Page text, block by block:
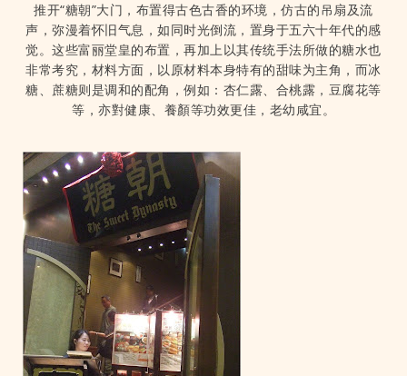
推开“糖朝”大门，布置得古色古香的环境，仿古的吊扇及流
声，弥漫着怀旧气息，如同时光倒流，置身于五六十年代的感
觉。这些富丽堂皇的布置，再加上以其传统手法所做的糖水也
非常考究，材料方面，以原材料本身特有的甜味为主角，而冰
糖、蔗糖则是调和的配角，例如：杏仁露、合桃露，豆腐花等
等，亦對健康、養顏等功效更佳，老幼咸宜。